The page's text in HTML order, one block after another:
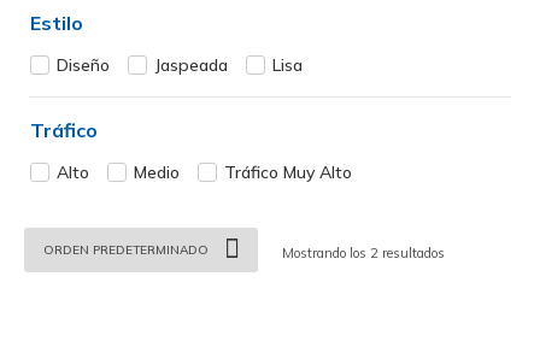
Estilo
Diseño Jaspeada Lisa
Tráfico
Alto Medio Tráfico Muy Alto
Mostrando los 2 resultados